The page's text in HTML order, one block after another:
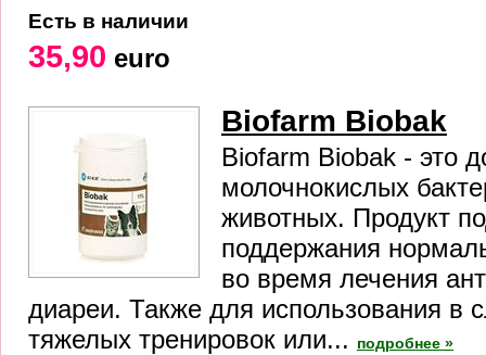
Есть в наличии
35,90 euro
Biofarm Biobak
Biofarm Biobak - это
молочнокислых
животных. Продукт
поддержания
во время лечения
диареи. Также для использования в
тяжелых тренировок или...
подробнее »